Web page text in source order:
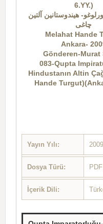
6.YY.)
هیندوستانین آلتین
چاغی
Melahat Hande
Ankara-
Gönderen-Murat
083-Qupta
Hindustanın Altin
Hande
Yayın Yılı:
Dosya Türü:
İçerik Dili: